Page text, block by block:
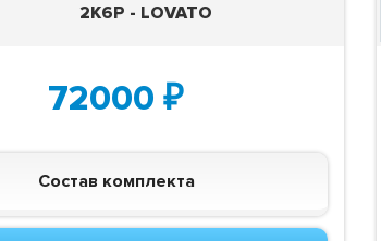
2K6P - LOVATO
72000 ₽
Состав комплекта